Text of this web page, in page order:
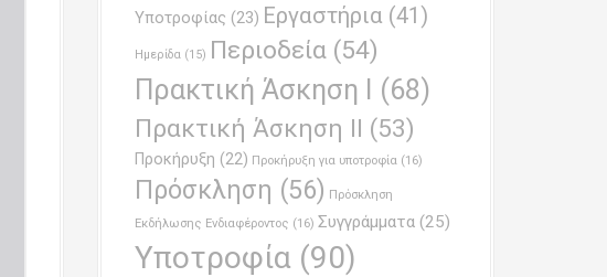
Υποτροφίας (23) Εργαστήρια (41)
Ημερίδα (15) Περιοδεία (54)
Πρακτική Άσκηση Ι (68)
Πρακτική Άσκηση ΙΙ (53)
Προκήρυξη (22) Προκήρυξη για υποτροφία (16)
Πρόσκληση (56) Πρόσκληση
Εκδήλωσης Ενδιαφέροντος (16) Συγγράμματα (25)
Υποτροφία (90)